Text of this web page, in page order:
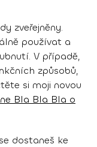
zveřejněny.
používat a
V případě,
způsobů,
si moji novou
Bla Bla Bla o
dostaneš ke